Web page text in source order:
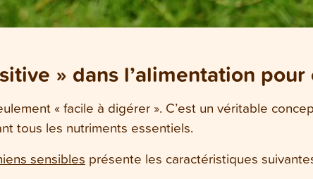
» dans l’alimentation pour
« facile à digérer ». C’est un véritable
tous les nutriments essentiels.
sensibles présente les caractéristiques